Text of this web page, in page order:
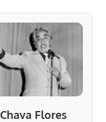
Chava Flores